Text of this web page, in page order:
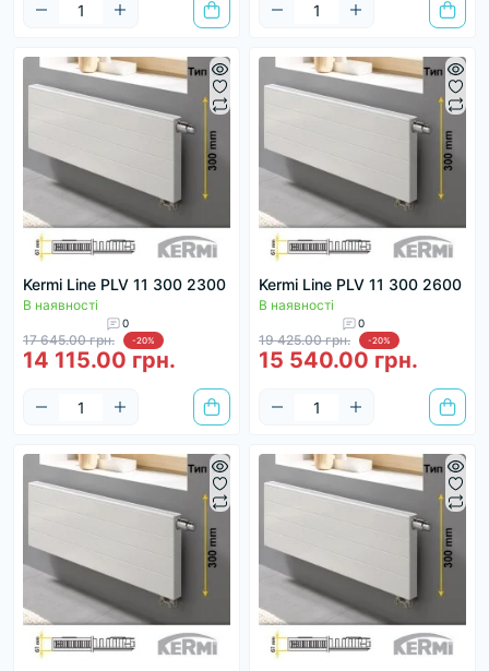
Kermi Line PLV 11 300 2300
В наявності
0
17 645.00 грн. -20%
14 115.00 грн.
Kermi Line PLV 11 300 2600
В наявності
0
19 425.00 грн. -20%
15 540.00 грн.